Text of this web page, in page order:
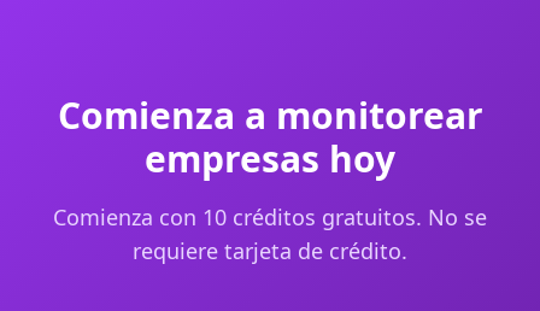
Comienza a monitorear
empresas hoy
Comienza con 10 créditos gratuitos. No se
requiere tarjeta de crédito.